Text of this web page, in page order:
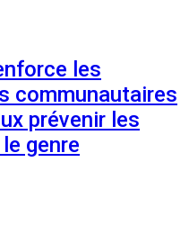
les
communautaires
prévenir les
genre